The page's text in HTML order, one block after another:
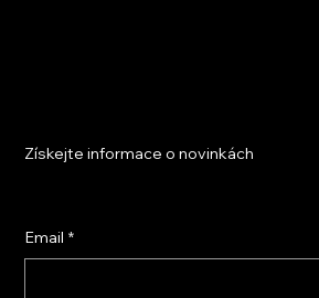
Získejte informace o novinkách
Email *